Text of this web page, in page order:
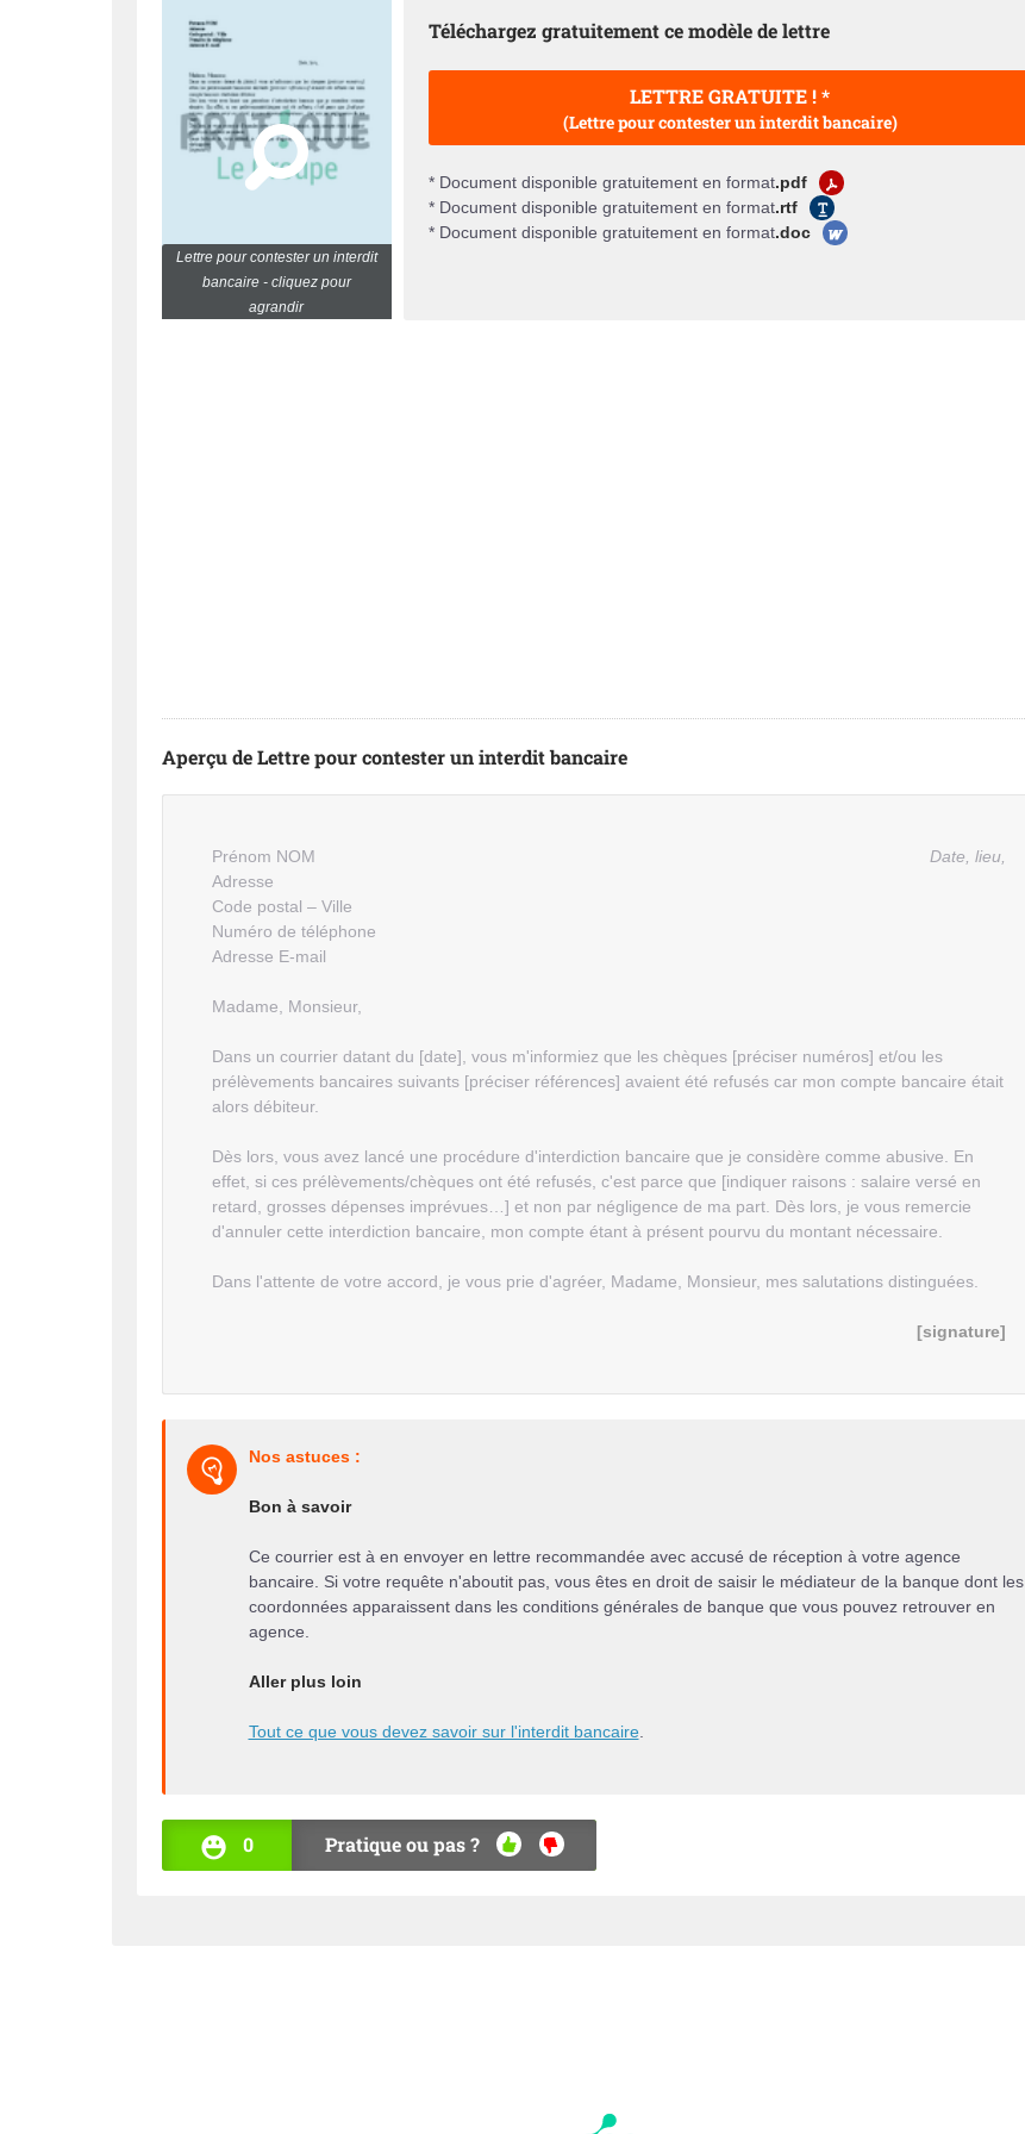
Lettre pour contester un interdit
bancaire - cliquez pour
agrandir
Téléchargez gratuitement ce modèle de lettre
LETTRE GRATUITE ! *
(Lettre pour contester un interdit bancaire)
* Document disponible gratuitement en format.pdf
* Document disponible gratuitement en format.rtf
* Document disponible gratuitement en format.doc
Aperçu de Lettre pour contester un interdit bancaire
Date, lieu,
Prénom NOM
Adresse
Code postal – Ville
Numéro de téléphone
Adresse E-mail
Madame, Monsieur,
Dans un courrier datant du [date], vous m'informiez que les chèques [préciser numéros] et/ou les
prélèvements bancaires suivants [préciser références] avaient été refusés car mon compte bancaire était
alors débiteur.
Dès lors, vous avez lancé une procédure d'interdiction bancaire que je considère comme abusive. En
effet, si ces prélèvements/chèques ont été refusés, c'est parce que [indiquer raisons : salaire versé en
retard, grosses dépenses imprévues…] et non par négligence de ma part. Dès lors, je vous remercie
d'annuler cette interdiction bancaire, mon compte étant à présent pourvu du montant nécessaire.
Dans l'attente de votre accord, je vous prie d'agréer, Madame, Monsieur, mes salutations distinguées.
[signature]
Nos astuces :
Bon à savoir
Ce courrier est à en envoyer en lettre recommandée avec accusé de réception à votre agence
bancaire. Si votre requête n'aboutit pas, vous êtes en droit de saisir le médiateur de la banque dont les
coordonnées apparaissent dans les conditions générales de banque que vous pouvez retrouver en
agence.
Aller plus loin
Tout ce que vous devez savoir sur l'interdit bancaire.
0 Pratique ou pas ?
OUI NON